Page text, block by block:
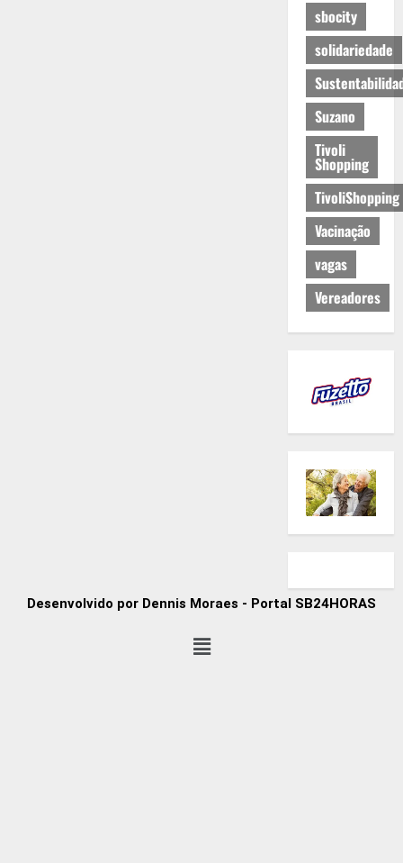
sbocity
solidariedade
Suzano
Tivoli
Shopping
TivoliShopping
Vacinação
vagas
Vereadores
Desenvolvido por Dennis Moraes - Portal SB24HORAS